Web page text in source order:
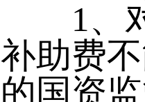
1、对
补助费
的国资